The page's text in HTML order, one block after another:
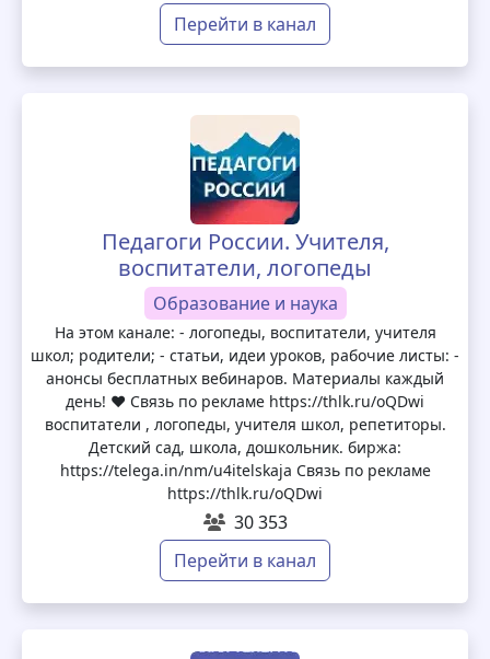
Перейти в канал
Педагоги России. Учителя,
воспитатели, логопеды
Образование и наука
На этом канале: - логопеды, воспитатели, учителя
школ; родители; - статьи, идеи уроков, рабочие листы: -
анонсы бесплатных вебинаров. Материалы каждый
день! ❤️ Связь по рекламе https://thlk.ru/oQDwi
воспитатели , логопеды, учителя школ, репетиторы.
Детский сад, школа, дошкольник. биржа:
https://telega.in/nm/u4itelskaja Связь по рекламе
https://thlk.ru/oQDwi
30 353
Перейти в канал